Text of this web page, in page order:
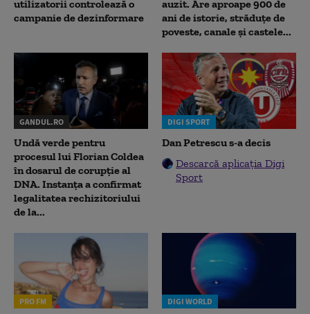
utilizatorii controlează o
campanie de dezinformare
auzit. Are aproape 900 de
ani de istorie, străduțe de
poveste, canale și castele...
GANDUL.RO
Undă verde pentru
procesul lui Florian Coldea
în dosarul de corupție al
DNA. Instanța a confirmat
legalitatea rechizitoriului
de la...
DIGI SPORT
Dan Petrescu s-a decis
Descarcă aplicația Digi
Sport
PRO FM DIGI WORLD